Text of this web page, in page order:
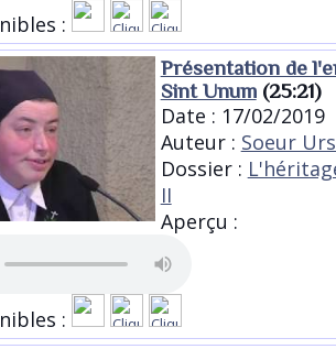
:
Présentation de
Sint Unum(25:21)
Date : 17/02/2019
Auteur : Soeur
Dossier :
II
Aperçu :
: